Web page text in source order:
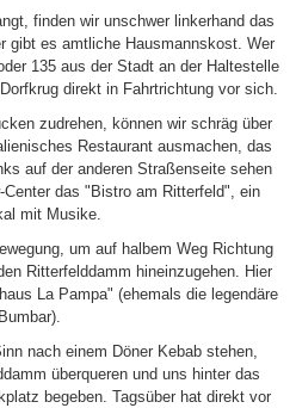
finden wir unschwer linkerhand das
gibt es amtliche Hausmannskost. Wer
135 aus der Stadt an der Haltestelle
direkt in Fahrtrichtung vor sich.
zudrehen, können wir schräg über
Restaurant ausmachen, das
auf der anderen Straßenseite sehen
das "Bistro am Ritterfeld", ein
mit Musike.
um auf halbem Weg Richtung
Ritterfelddamm hineinzugehen. Hier
La Pampa" (ehemals die legendäre
Bumbar).
nach einem Döner Kebab stehen,
überqueren und uns hinter das
begeben. Tagsüber hat direkt vor